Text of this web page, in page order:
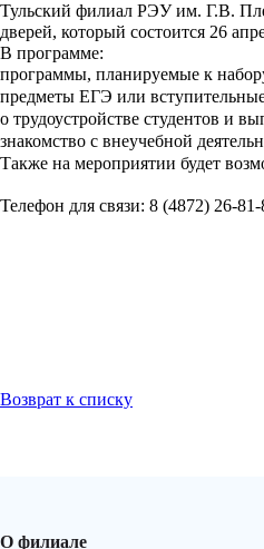
Тульский филиал РЭУ им. Г.В.
дверей, который состоится 26
В программе:
программы, планируемые к
предметы ЕГЭ или
о трудоустройстве студентов и
знакомство с внеучебной
Также на мероприятии будет
Телефон для связи: 8 (4872) 26-
Возврат к списку
О филиале